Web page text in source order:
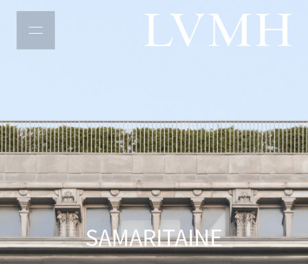
LVMH主页
SAMARITAINE